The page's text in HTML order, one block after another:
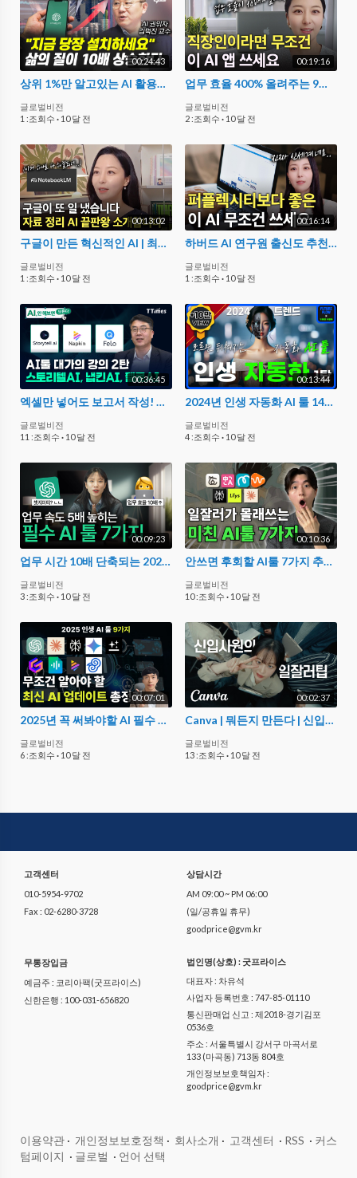
00:24:43
상위 1%만 알고있는 AI 활용법, 어차피 알려줘도 다들 안해요 (김덕진 교수)
글로벌비전
1 :조회수 · 10 달 전
00:19:16
업무 효율 400% 올려주는 9가지 AI앱 추천! | 요즘 제일 핫한 AI앱 이 영상 하나로 정리하세요
글로벌비전
2 :조회수 · 10 달 전
00:13:02
구글이 만든 혁신적인 AI | 최신 정보를 엄청 빠르게 습득할 수 있게 됐어요! (직장인, 학생 필수 AI)
글로벌비전
1 :조회수 · 10 달 전
00:16:14
하버드 AI 연구원 출신도 추천한 AI 직접 사용해봤습니다 | 퍼플렉시티에서 갈아탔어요
글로벌비전
1 :조회수 · 10 달 전
00:36:45
엑셀만 넣어도 보고서 작성! 입 벌어지게 하는 AI툴들 (김덕중 Firb AI연구소장)
글로벌비전
11 :조회수 · 10 달 전
00:13:44
2024년 인생 자동화 AI 툴 14가지
글로벌비전
4 :조회수 · 10 달 전
00:09:23
업무 시간 10배 단축되는 2025년 필수 AI 툴 5가지 추천 | 현직 마케터가 알려드림
글로벌비전
3 :조회수 · 10 달 전
00:10:36
안쓰면 후회할 AI툴 7가지 추천 | 나만 몰랐던 AI 도구(생산성, 업무효율, AI 활용, AI 강의)
글로벌비전
10 :조회수 · 10 달 전
00:07:01
2025년 꼭 써봐야할 AI 필수 툴 9가지 총정리 및 업데이트 소식
글로벌비전
6 :조회수 · 10 달 전
00:02:37
Canva | 뭐든지 만든다 | 신입사원의 캔바
글로벌비전
13 :조회수 · 10 달 전
고객센터
010-5954-9702
Fax : 02-6280-3728
상담시간
AM 09:00 ~ PM 06:00
(일/공휴일 휴무)
goodprice@gvm.kr
무통장입금
예금주 : 코리아팩(굿프라이스)
신한은행 : 100-031-656820
법인명(상호) : 굿프라이스
대표자 : 차유석
사업자 등록번호 : 747-85-01110
통신판매업 신고 : 제2018-경기김포
0536호
주소 : 서울특별시 강서구 마곡서로
133 (마곡동) 713동 804호
개인정보보호책임자 :
goodprice@gvm.kr
이용약관 · 개인정보보호정책 · 회사소개 · 고객센터 · RSS · 커스
텀페이지 · 글로벌 · 언어 선택